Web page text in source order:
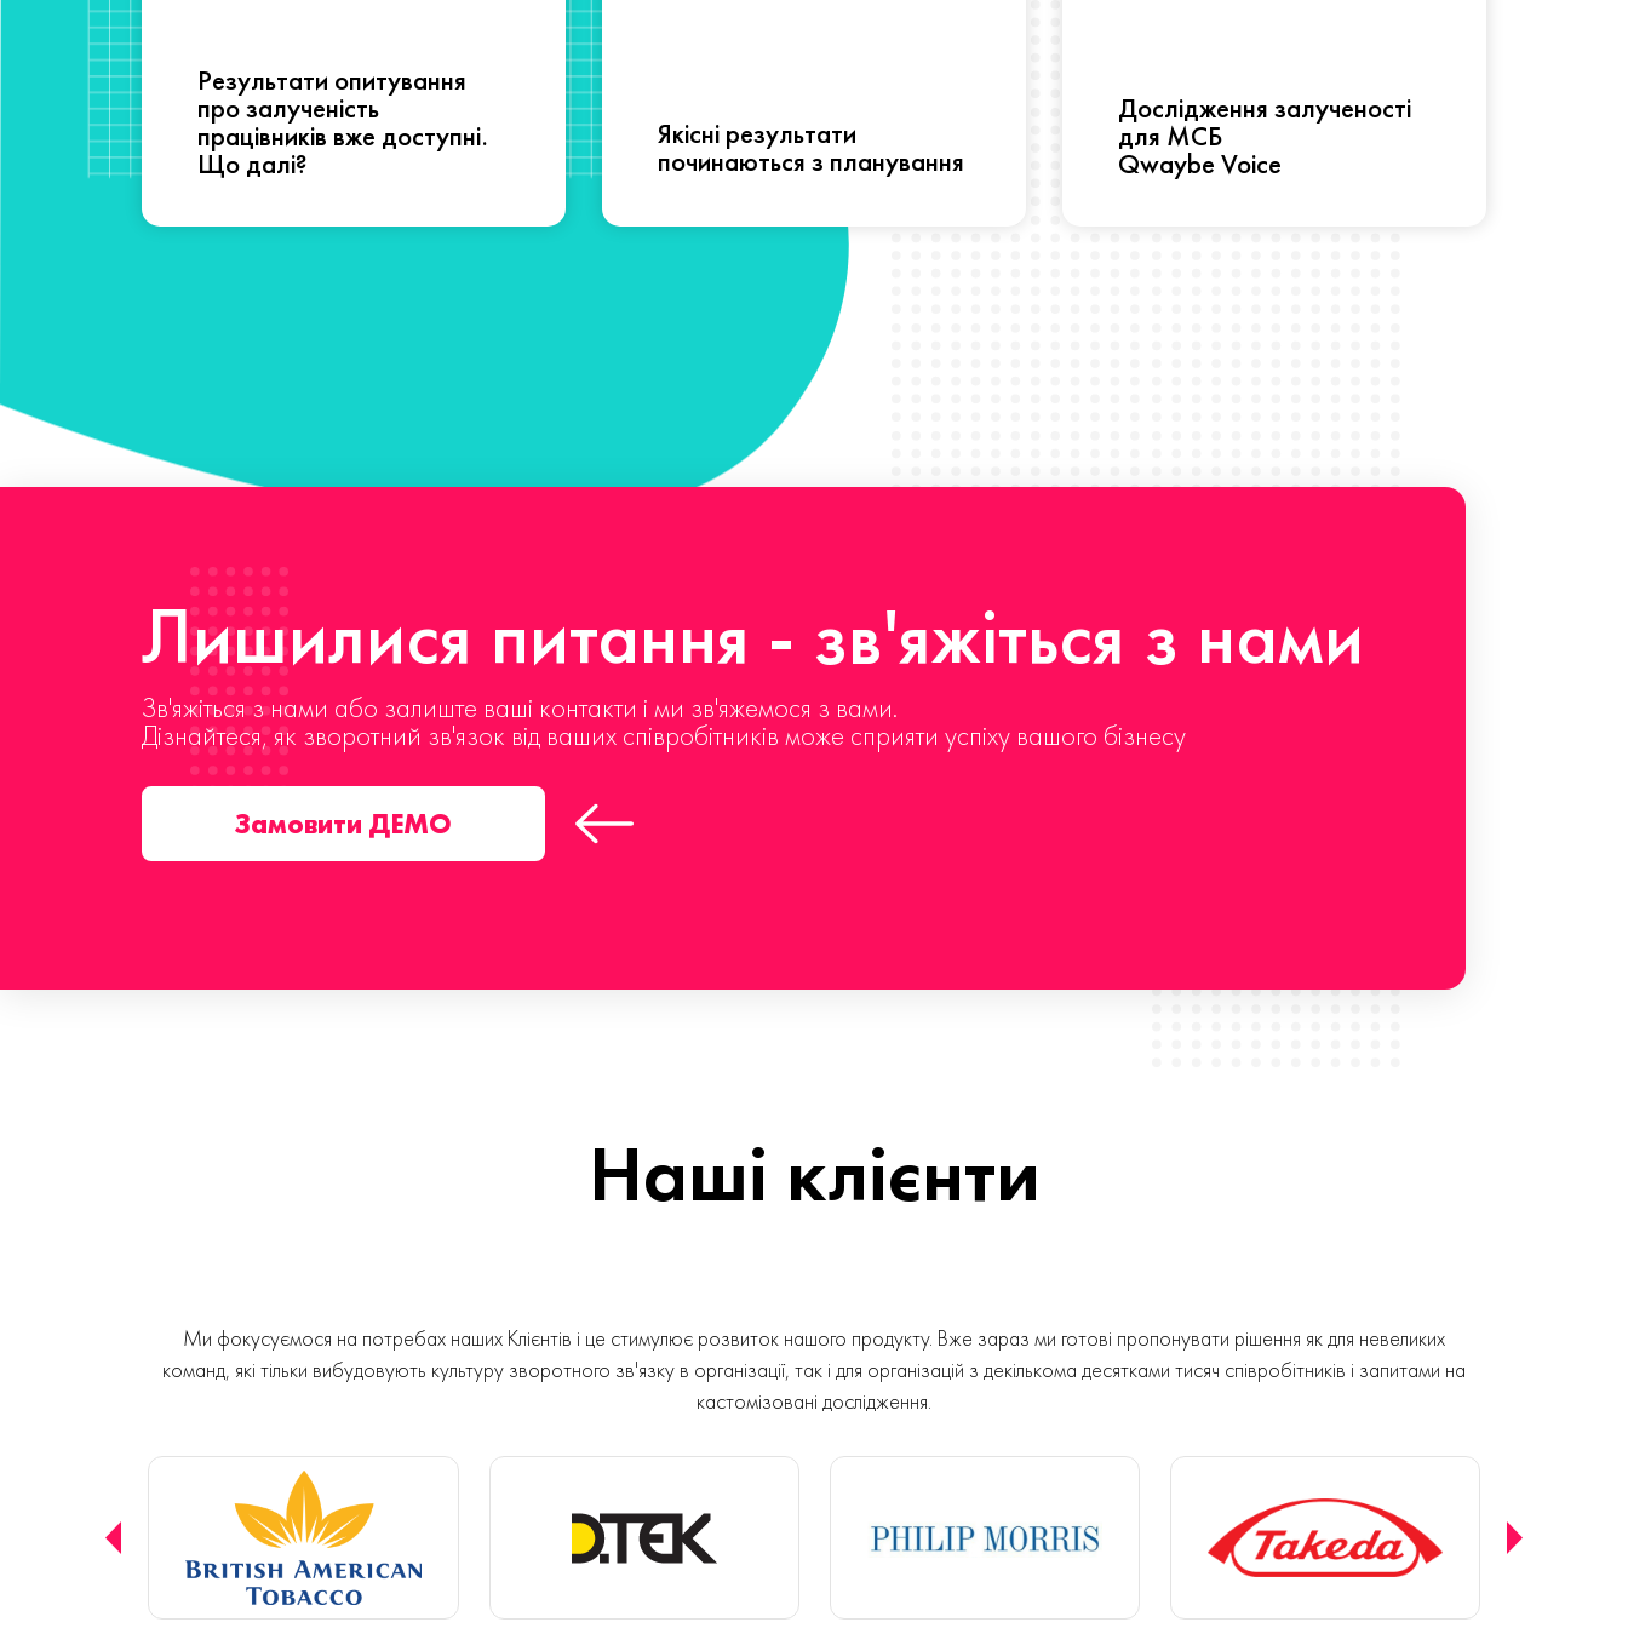
Результати опитування
про залученість
працівників вже доступні.
Що далі?
Якісні результати
починаються з планування
Дослідження залученості
для МСБ
Qwaybe Voice
Лишилися питання - зв'яжіться з нами
Зв'яжіться з нами або залиште ваші контакти і ми зв'яжемося з вами.
Дізнайтеся, як зворотний зв'язок від ваших співробітників може сприяти успіху вашого бізнесу
Замовити ДЕМО
Наші клієнти
Ми фокусуємося на потребах наших Клієнтів і це стимулює розвиток нашого продукту. Вже зараз ми готові пропонувати рішення як для невеликих
команд, які тільки вибудовують культуру зворотного зв'язку в організації, так і для організацій з декількома десятками тисяч співробітників і запитами на
кастомізовані дослідження.